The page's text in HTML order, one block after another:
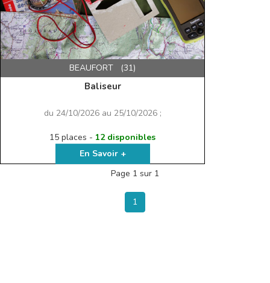
BEAUFORT (31)
Baliseur
du 24/10/2026 au 25/10/2026 ;
15 places - 12 disponibles
En Savoir +
Page 1 sur 1
1